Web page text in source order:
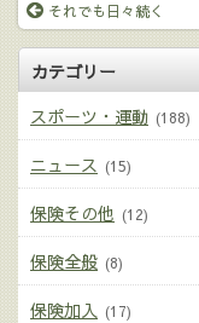
それでも日々続く
カテゴリー
スポーツ・運動 (188)
ニュース (15)
保険その他 (12)
保険全般 (8)
保険加入 (17)